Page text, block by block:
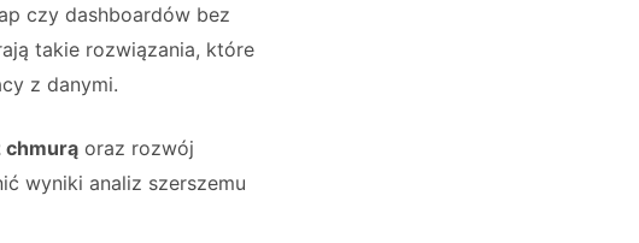
czy dashboardów bez
takie rozwiązania, które
z danymi.
chmurą oraz rozwój
wyniki analiz szerszemu